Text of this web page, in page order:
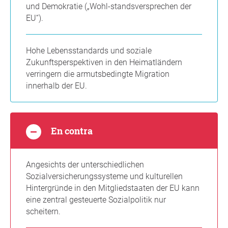
und Demokratie („Wohl-standsversprechen der
EU“).
Hohe Lebensstandards und soziale
Zukunftsperspektiven in den Heimatländern
verringern die armutsbedingte Migration
innerhalb der EU.
En contra
Angesichts der unterschiedlichen
Sozialversicherungssysteme und kulturellen
Hintergründe in den Mitgliedstaaten der EU kann
eine zentral gesteuerte Sozialpolitik nur
scheitern.